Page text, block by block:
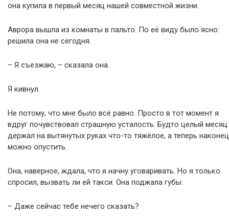
она купила в первый месяц нашей совместной жизни.
Аврора вышла из комнаты в пальто. По её виду было ясно:
решила она не сегодня.
– Я съезжаю, – сказала она.
Я кивнул.
Не потому, что мне было всё равно. Просто в тот момент я
вдруг почувствовал страшную усталость. Будто целый месяц
держал на вытянутых руках что-то тяжёлое, а теперь наконец
можно опустить.
Она, наверное, ждала, что я начну уговаривать. Но я только
спросил, вызвать ли ей такси. Она поджала губы.
– Даже сейчас тебе нечего сказать?